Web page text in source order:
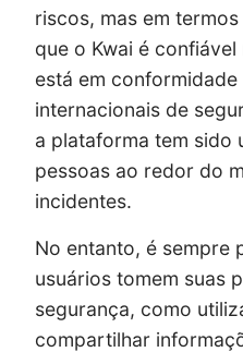
riscos, mas em
que o Kwai é
está em
internacionais de
a plataforma tem sido
pessoas ao redor do
incidentes.
No entanto, é sempre
usuários tomem suas
segurança, como
compartilhar